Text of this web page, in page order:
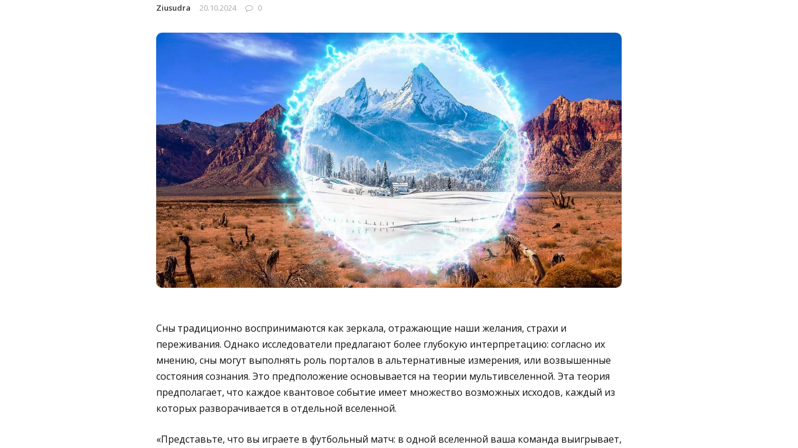
Ziusudra 20.10.2024 0
Сны традиционно воспринимаются как зеркала, отражающие наши желания, страхи и
переживания. Однако исследователи предлагают более глубокую интерпретацию: согласно их
мнению, сны могут выполнять роль порталов в альтернативные измерения, или возвышенные
состояния сознания. Это предположение основывается на теории мультивселенной. Эта теория
предполагает, что каждое квантовое событие имеет множество возможных исходов, каждый из
которых разворачивается в отдельной вселенной.
«Представьте, что вы играете в футбольный матч: в одной вселенной ваша команда выигрывает,